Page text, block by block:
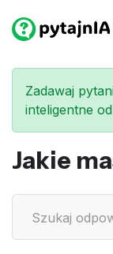
Zadawaj
inteligentne
Jakie